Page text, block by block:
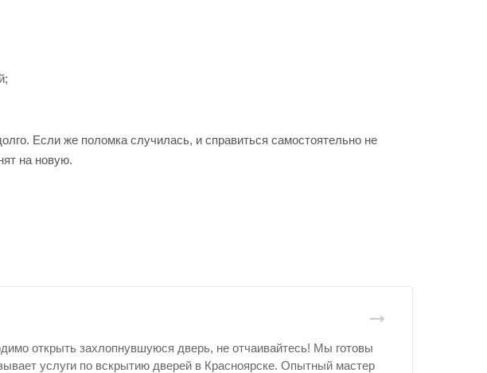
Если же поломка случилась, и справиться самостоятельно не
на новую.
открыть захлопнувшуюся дверь, не отчаивайтесь! Мы готовы
услуги по вскрытию дверей в Красноярске. Опытный мастер